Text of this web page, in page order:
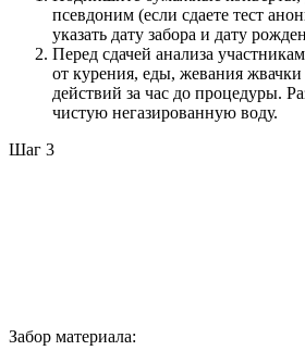
псевдоним (если сдаете тест
указать дату забора и дату
Перед сдачей анализа
от курения, еды, жевания
действий за час до процедуры.
чистую негазированную воду.
Шаг 3
Забор материала: